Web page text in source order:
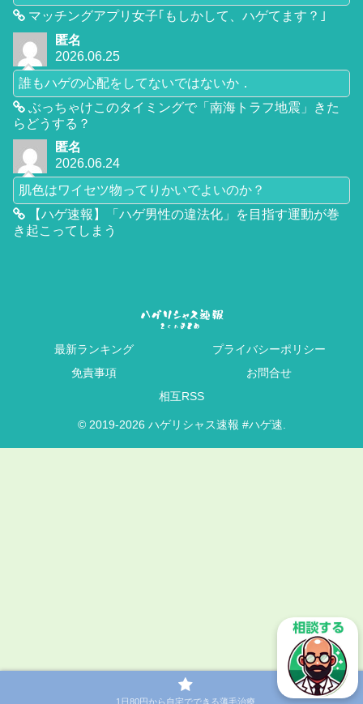
マッチングアプリ女子｢もしかして、ハゲてます？｣
匿名
2026.06.25
誰もハゲの心配をしてないではないか．
ぶっちゃけこのタイミングで「南海トラフ地震」きた
らどうする？
匿名
2026.06.24
肌色はワイセツ物ってりかいでよいのか？
【ハゲ速報】「ハゲ男性の違法化」を目指す運動が巻
き起こってしまう
最新ランキング
プライバシーポリシー
免責事項
お問合せ
相互RSS
© 2019-2026 ハゲリシャス速報 #ハゲ速.
1日80円から自宅でできる薄毛治療